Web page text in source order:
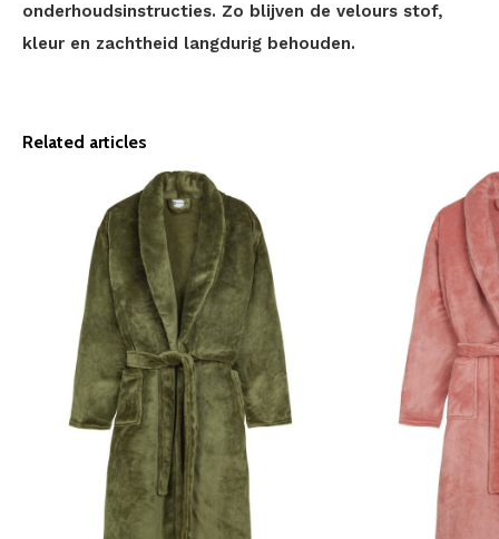
onderhoudsinstructies. Zo blijven de velours stof,
kleur en zachtheid langdurig behouden.
Related articles